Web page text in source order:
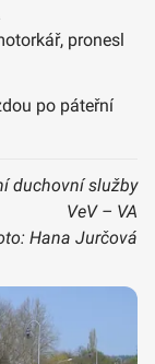
pronesl
po páteřní
duchovní služby
VeV – VA
Hana Jurčová